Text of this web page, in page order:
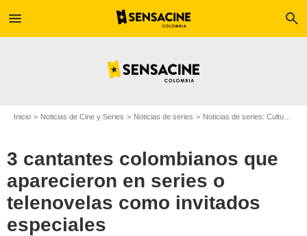
menu search
Inicio Noticias de Cine y Series Noticias de series Noticias de series: Cultura Series
3 cantantes colombianos que
aparecieron en series o
telenovelas como invitados
especiales